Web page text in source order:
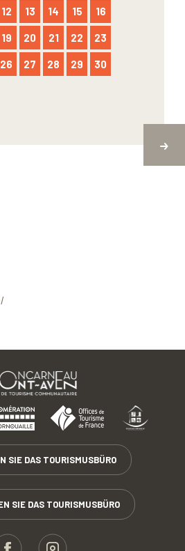
12 13 14 15 16
19 20 21 22 23
26 27 28 29 30
SIE DAS TOURISMUSBÜRO
SIE DAS TOURISMUSBÜRO